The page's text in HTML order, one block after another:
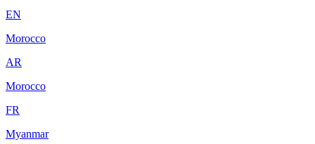
EN
Morocco
AR
Morocco
FR
Myanmar